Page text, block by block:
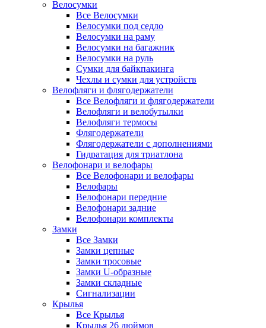
Велосумки
Все Велосумки
Велосумки под седло
Велосумки на раму
Велосумки на багажник
Велосумки на руль
Сумки для байкпакинга
Чехлы и сумки для устройств
Велофляги и флягодержатели
Все Велофляги и флягодержатели
Велофляги и велобутылки
Велофляги термосы
Флягодержатели
Флягодержатели с дополнениями
Гидратация для триатлона
Велофонари и велофары
Все Велофонари и велофары
Велофары
Велофонари передние
Велофонари задние
Велофонари комплекты
Замки
Все Замки
Замки цепные
Замки тросовые
Замки U-образные
Замки складные
Сигнализации
Крылья
Все Крылья
Крылья 26 дюймов